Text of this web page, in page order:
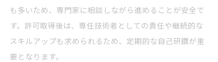
も多いため、専門家に相談しながら進めることが安全で
す。許可取得後は、専任技術者としての責任や継続的な
スキルアップも求められるため、定期的な自己研鑽が重
要となります。